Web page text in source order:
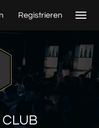
Registrieren